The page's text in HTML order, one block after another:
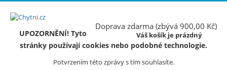
Doprava zdarma (zbývá 900,00 Kč)
Váš košík je prázdný
UPOZORNĚNÍ! Tyto
stránky používají cookies nebo podobné technologie.
Potvrzením této zprávy s tím souhlasíte.